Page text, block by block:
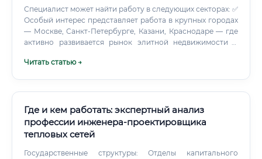
Специалист может найти работу в следующих секторах: ✅
Особый интерес представляет работа в крупных городах
— Москве, Санкт-Петербурге, Казани, Краснодаре — где
активно развивается рынок элитной недвижимости и
цифры 💰 Заработная плата ландшафтного дизайнера
Читать статью →
Где и кем работать: экспертный анализ
профессии инженера-проектировщика
тепловых сетей
Государственные структуры: Отделы капитального